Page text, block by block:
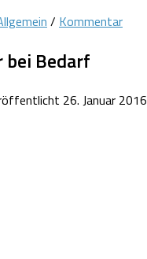
/ Kommentar
bei Bedarf
26. Januar 2016